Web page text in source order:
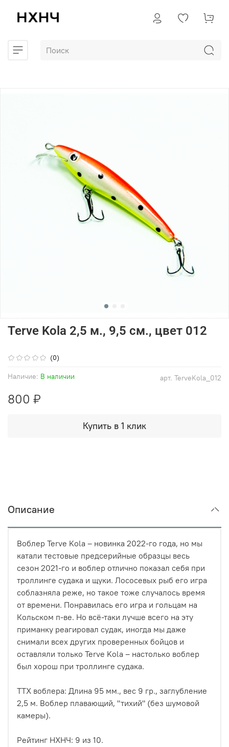
(0)
арт. TerveKola_012
Наличие: В наличии
Terve Kola 2,5 м., 9,5 см., цвет 012
800 ₽
Купить в 1 клик
Описание
Воблер Terve Kola – новинка 2022-го года, но мы
катали тестовые предсерийные образцы весь
сезон 2021-го и воблер отлично показал себя при
троллинге судака и щуки. Лососевых рыб его игра
соблазняла реже, но такое тоже случалось время
от времени. Понравилась его игра и гольцам на
Кольском п-ве. Но всё-таки лучше всего на эту
приманку реагировал судак, иногда мы даже
снимали всех других проверенных бойцов и
оставляли только Terve Kola – настолько воблер
был хорош при троллинге судака.
ТТХ воблера: Длина 95 мм., вес 9 гр., заглубление
2,5 м. Воблер плавающий, "тихий" (без шумовой
камеры).
Рейтинг НХНЧ: 9 из 10.